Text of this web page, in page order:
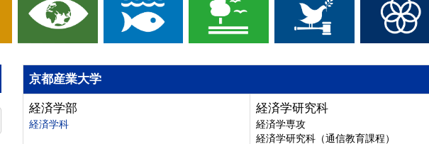
京都産業大学
経済学部
経済学科
経済学研究科
経済学専攻
経済学研究科（通信教育課程）